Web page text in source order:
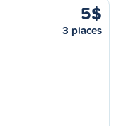
5$
3 places